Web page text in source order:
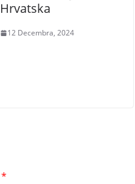
Hrvatska
12 Decembra, 2024
*